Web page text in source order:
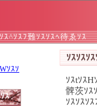
ｽ^ｿｽﾌ難ｿｽｿｽﾍ待ゑｿｽ
ｿｽｿ
ｽ
ｿｽｿｽｿ
ｿｽtｿｽH
髀茨ｿｽ
ｿｽｿｽｿ